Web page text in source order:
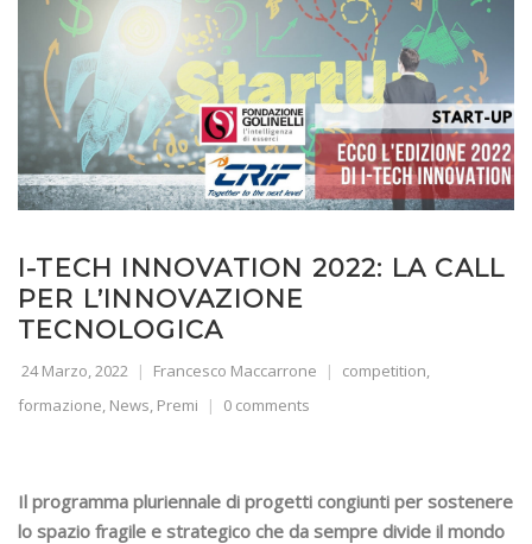
I-TECH INNOVATION 2022: LA CALL
PER L’INNOVAZIONE
TECNOLOGICA
24 Marzo, 2022 Francesco Maccarrone competition,
formazione, News, Premi 0 comments
Il programma pluriennale di progetti congiunti per sostenere
lo spazio fragile e strategico che da sempre divide il mondo